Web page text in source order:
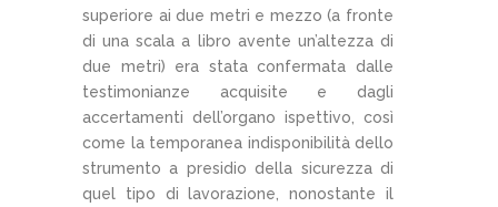
superiore ai due metri e mezzo (a fronte
di una scala a libro avente un’altezza di
due metri) era stata confermata dalle
testimonianze acquisite e dagli
accertamenti dell’organo ispettivo, così
come la temporanea indisponibilità dello
strumento a presidio della sicurezza di
quel tipo di lavorazione, nonostante il